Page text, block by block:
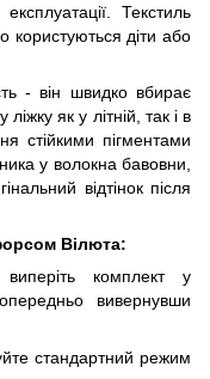
Текстиль
користуються діти або
- він швидко вбирає
як у літній, так і в
стійкими пігментами
у волокна бавовни,
відтінок після
Вілюта:
комплект у
вивернувши
стандартний режим